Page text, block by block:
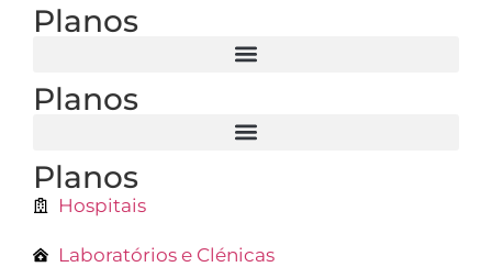
Planos
Planos
Planos
Hospitais
Laboratórios e Clénicas